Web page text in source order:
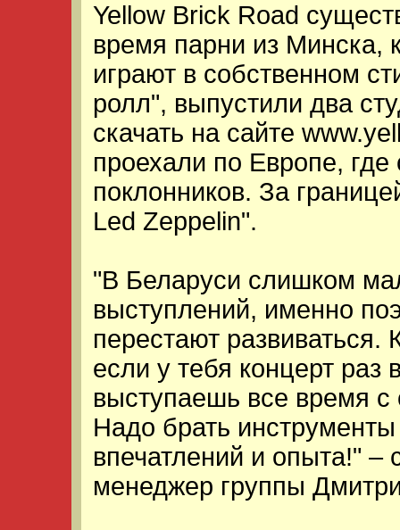
Yellow Brick Road
время парни из Минска,
играют в собственном
ролл", выпустили два
скачать на сайте
проехали по Европе,
поклонников. За
Led Zeppelin".
"В Беларуси слишком
выступлений, именно
перестают развиваться.
если у тебя концерт раз
выступаешь все время
Надо брать инструменты
впечатлений и опыта!" –
менеджер группы